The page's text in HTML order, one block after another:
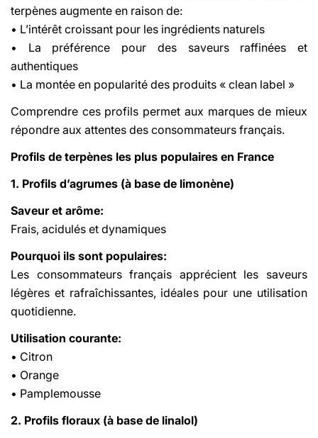
terpènes augmente en raison de:
• L’intérêt croissant pour les ingrédients naturels
• La préférence pour des saveurs raffinées et
authentiques
• La montée en popularité des produits « clean label »
Comprendre ces profils permet aux marques de mieux
répondre aux attentes des consommateurs français.
Profils de terpènes les plus populaires en France
1. Profils d’agrumes (à base de limonène)
Saveur et arôme:
Frais, acidulés et dynamiques
Pourquoi ils sont populaires:
Les consommateurs français apprécient les saveurs
légères et rafraîchissantes, idéales pour une utilisation
quotidienne.
Utilisation courante:
• Citron
• Orange
• Pamplemousse
2. Profils floraux (à base de linalol)